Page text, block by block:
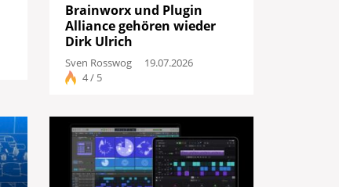
Brainworx und Plugin
Alliance gehören wieder
Dirk Ulrich
Sven Rosswog
19.07.2026
4 / 5